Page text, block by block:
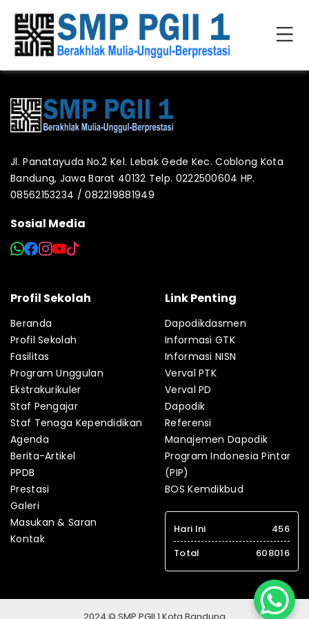
Jl. Panatayuda No.2 Kel. Lebak Gede Kec. Coblong Kota
Bandung, Jawa Barat 40132 Telp. 0222500604 HP.
08562153234 / 082219881949
Sosial Media
Profil Sekolah
Beranda
Profil Sekolah
Fasilitas
Program Unggulan
Ekstrakurikuler
Staf Pengajar
Staf Tenaga Kependidikan
Agenda
Berita-Artikel
PPDB
Prestasi
Galeri
Masukan & Saran
Kontak
Link Penting
Dapodikdasmen
Informasi GTK
Informasi NISN
Verval PTK
Verval PD
Dapodik
Referensi
Manajemen Dapodik
Program Indonesia Pintar
(PIP)
BOS Kemdikbud
Hari Ini
456
Total
608016